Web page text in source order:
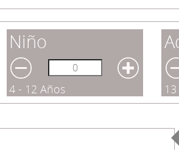
Niño
4 - 12 Años